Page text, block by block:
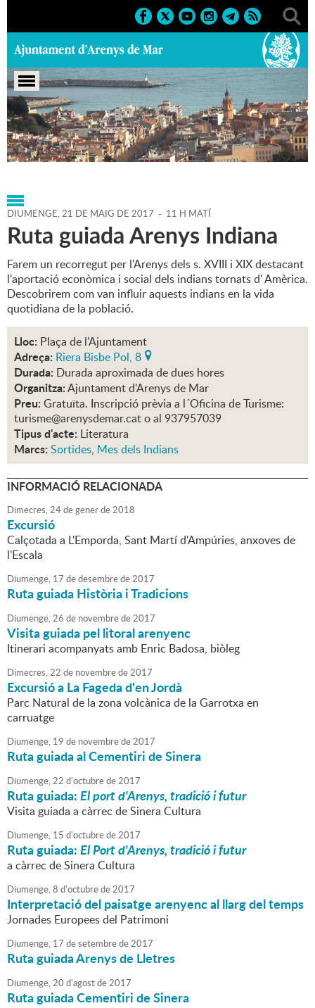
Portada > Agenda > 21-05-2017 > Marcs > 2017 > Mes
dels Indians
DIUMENGE,21 DE MAIG DE 2017 - 11 H MATÍ
Ruta guiada Arenys Indiana
Farem un recorregut per l'Arenys dels s. XVIII i XIX destacant
l'aportació econòmica i social dels indians tornats d' Amèrica.
Descobrirem com van influir aquests indians en la vida
quotidiana de la població.
Lloc: Plaça de l'Ajuntament
Adreça: Riera Bisbe Pol, 8
Durada: Durada aproximada de dues hores
Organitza:Ajuntament d'Arenys de Mar
Preu: Gratuïta. Inscripció prèvia a l´Oficina de Turisme:
turisme@arenysdemar.cat o al 937957039
Tipus d'acte: Literatura
Marcs: Sortides, Mes dels Indians
INFORMACIÓ RELACIONADA
Dimecres,24degenerde2018
Excursió
Calçotada a L'Emporda, Sant Martí d'Ampúries, anxoves de
l'Escala
Diumenge, 17 dedesembrede2017
Ruta guiada Història i Tradicions
Diumenge,26 de novembrede2017
Visita guiada pel litoral arenyenc
Itinerari acompanyats amb Enric Badosa, biòleg
Dimecres,22 de novembrede2017
Excursió a La Fageda d'en Jordà
Parc Natural de la zona volcànica de la Garrotxa en
carruatge
Diumenge, 19 de novembrede2017
Ruta guiada al Cementiri de Sinera
Diumenge,22 d'octubrede2017
Ruta guiada:El port d'Arenys, tradició i futur
Visita guiada a càrrec de Sinera Cultura
Diumenge, 15 d'octubrede2017
Ruta guiada:El Port d'Arenys, tradició i futur
a càrrec de Sinera Cultura
Diumenge,8 d'octubrede2017
Interpretació del paisatge arenyenc al llarg del temps
Jornades Europees del Patrimoni
Diumenge, 17 desetembrede2017
Ruta guiada Arenys de Lletres
Diumenge,20 d'agostde2017
Ruta guiada Cementiri de Sinera